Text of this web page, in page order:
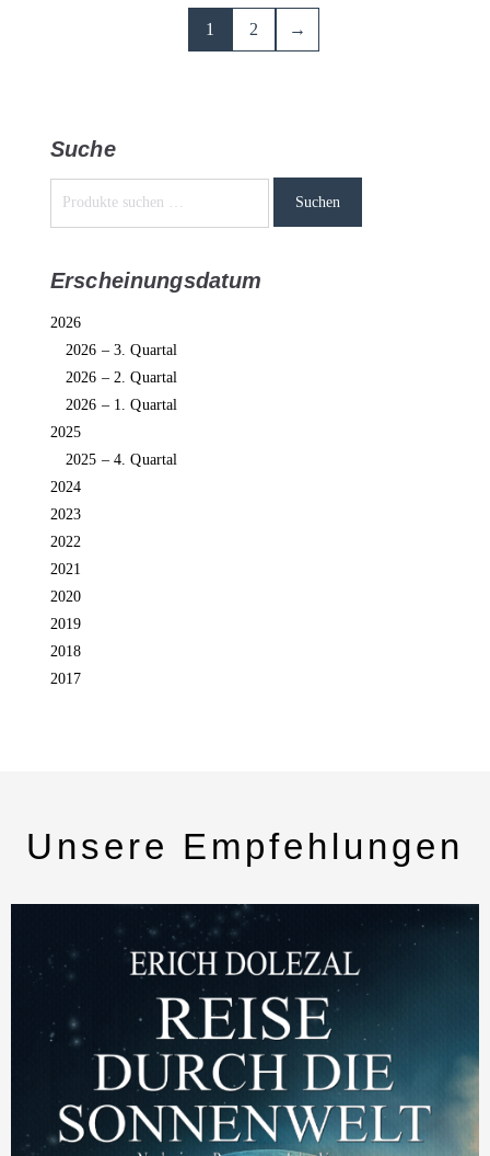
1 2 →
Suche
Suchen
Erscheinungsdatum
2026
2026 – 3. Quartal
2026 – 2. Quartal
2026 – 1. Quartal
2025
2025 – 4. Quartal
2024
2023
2022
2021
2020
2019
2018
2017
Unsere Empfehlungen